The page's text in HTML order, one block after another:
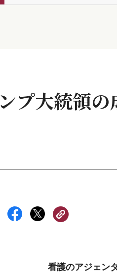
プ大統領の
看護のアジェン